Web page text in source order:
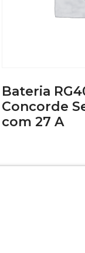
Bateria
Concorde
com 27 A